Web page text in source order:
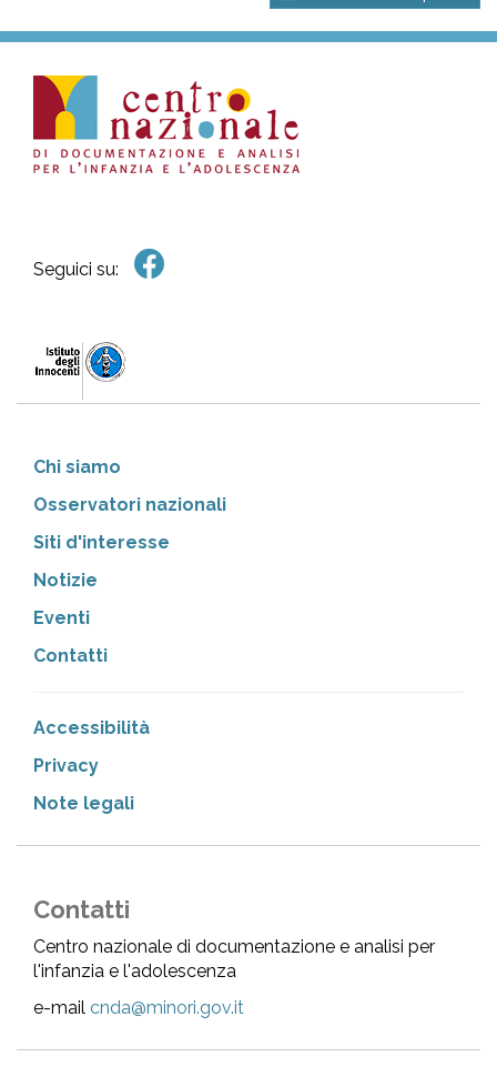
Seguici su:
Chi siamo
Osservatori nazionali
Siti d'interesse
Notizie
Eventi
Contatti
Accessibilità
Privacy
Note legali
Contatti
Centro nazionale di documentazione e analisi per
l'infanzia e l'adolescenza
e-mail cnda@minori.gov.it